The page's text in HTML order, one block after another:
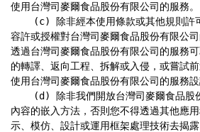
使用台灣司麥爾食品股份有限公司的服務。
容許或授權對台灣司麥爾食品股份有限公
透過台灣司麥爾食品股份有限公司的服務可
的轉譯、返向工程、拆解或入侵，或嘗試
使用台灣司麥爾食品股份有限公司的服務設
內容的嵌入方法，否則您不得透過其他應
示、模仿、設計或運用框架處理技術去揭